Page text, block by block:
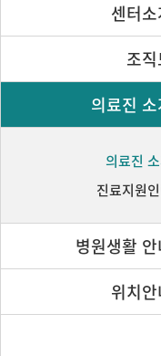
센터소
조
의료진 소
의료진
진료지원
병원생활 안
위치안